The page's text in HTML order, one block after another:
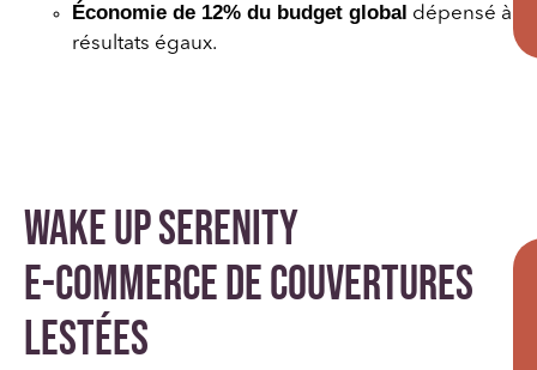
Économie de 12% du budget global dépensé à
résultats égaux.
Wake Up Serenity
E-commerce de couvertures
lestées